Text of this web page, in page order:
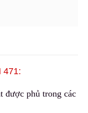
471:
t được phủ trong các